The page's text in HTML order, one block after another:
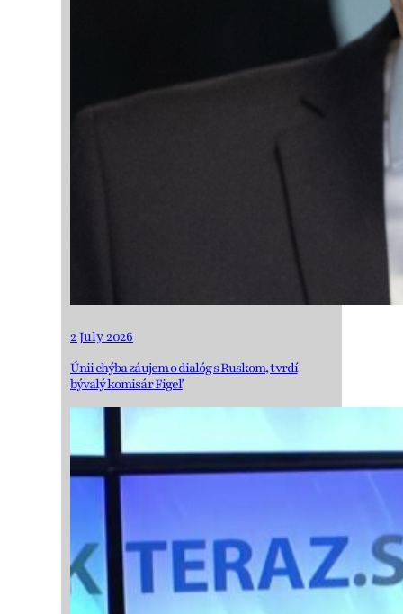
2 July 2026
Únii chýba záujem o dialóg s Ruskom, tvrdí
bývalý komisár Figeľ